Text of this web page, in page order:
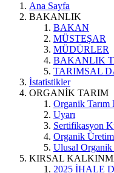
Ana Sayfa
BAKANLIK
BAKAN
MÜSTEŞAR
MÜDÜRLER
BAKANLIK
TARIMSAL
İstatistikler
ORGANİK TARIM
Organik Tarım
Uyarı
Sertifikasyon
Organik
Ulusal Organik
KIRSAL
2025 İHALE